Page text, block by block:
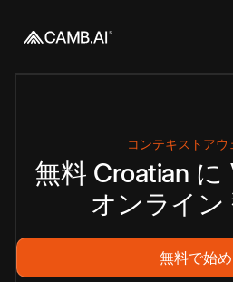
コンテキストアウ
無料 Croatian に
オンライン
無料で始